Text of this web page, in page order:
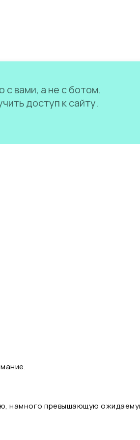
вами, а не с ботом.
доступ к сайту.
намного превышающую